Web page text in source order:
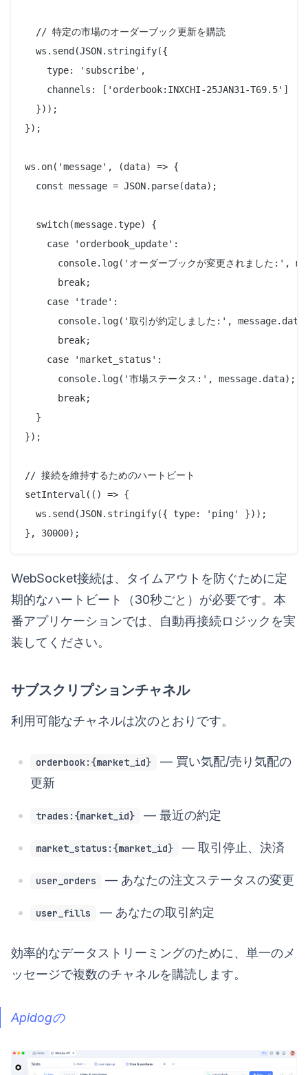
  // 特定の市場のオーダーブック更新を購読
  ws.send(JSON.stringify({
    type: 'subscribe',
    channels: ['orderbook:INXCHI-25JAN31-T69.5']
  }));
});
ws.on('message', (data) => {
  const message = JSON.parse(data);
  switch(message.type) {
    case 'orderbook_update':
console.log('オーダーブックが変更されました:',
      break;
    case 'trade':
console.log('取引が約定しました:',
      break;
    case 'market_status':
      console.log('市場ステータス:', message.data);
      break;
  }
});
// 接続を維持するためのハートビート
setInterval(() => {
  ws.send(JSON.stringify({ type: 'ping' }));
WebSocket接続は、タイムアウトを防ぐために定
期的なハートビート（30秒ごと）が必要です。本
番アプリケーションでは、自動再接続ロジックを実
装してください。
サブスクリプションチャネル
利用可能なチャネルは次のとおりです。
orderbook:{market_id}
— 買い気配/売り気配の
更新
trades:{market_id} — 最近の約定
market_status:{market_id} — 取引停止、決済
user_orders — あなたの注文ステータスの変更
user_fills — あなたの取引約定
効率的なデータストリーミングのために、単一のメ
ッセージで複数のチャネルを購読します。
Apidogの